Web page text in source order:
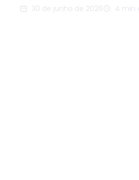
30 de junho de 2026 4 min